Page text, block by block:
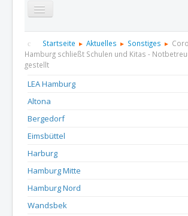
Startseite Über uns Aktuelles
Informationen
Kontakt
Startseite Aktuelles Sonstiges
Hamburg schließt Schulen und Kitas -
gestellt
LEA Hamburg
Altona
Bergedorf
Eimsbüttel
Harburg
Hamburg Mitte
Hamburg Nord
Wandsbek